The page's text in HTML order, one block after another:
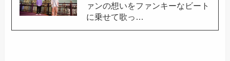
ァンの想いをファンキーなビート
に乗せて歌っ…